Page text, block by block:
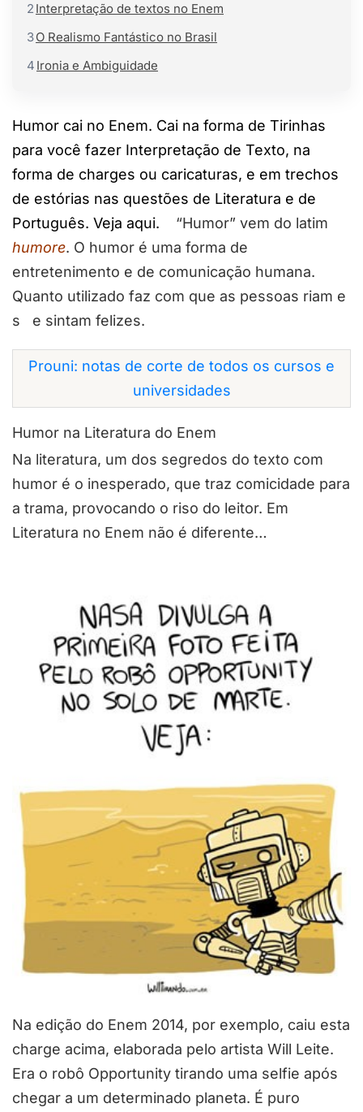
2 Interpretação de textos no Enem
3O Realismo Fantástico no Brasil
4 Ironia e Ambiguidade
Humor cai no Enem. Cai na forma de Tirinhas
para você fazer Interpretação de Texto, na
forma de charges ou caricaturas, e em trechos
de estórias nas questões de Literatura e de
Português. Veja aqui.
“Humor” vem do latim
humore. O humor é uma forma de
entretenimento e de comunicação humana.
Quanto utilizado faz com que as pessoas riam e
s e sintam felizes.
Prouni: notas de corte de todos os cursos e
universidades
Humor na Literatura do Enem
Na literatura, um dos segredos do texto com
humor é o inesperado, que traz comicidade para
a trama, provocando o riso do leitor. Em
Literatura no Enem não é diferente…
Na edição do Enem 2014, por exemplo, caiu esta
charge acima, elaborada pelo artista Will Leite.
Era o robô Opportunity tirando uma selfie após
chegar a um determinado planeta. É puro